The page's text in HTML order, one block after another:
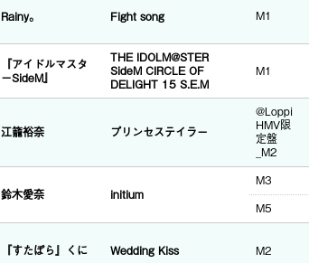
Rainy。 Fight song M1
『アイドルマスタ
ーSideM』
THE IDOLM@STER
SideM CIRCLE OF
DELIGHT 15 S.E.M
M1
江籠裕奈 プリンセステイラー
@Loppi
HMV限
定盤
_M2
鈴木愛奈 initium
M3
M5
『すたぽら』くに Wedding Kiss M2